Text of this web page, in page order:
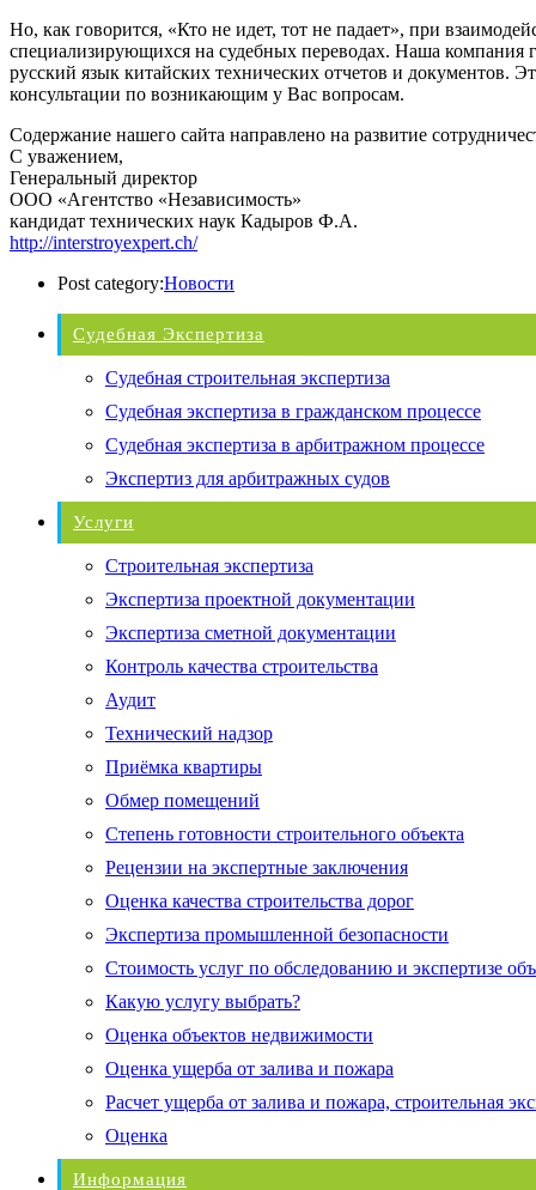
Но, как говорится, «Кто не идет, тот не падает», при
специализирующихся на судебных переводах. Наша компания
русский язык китайских технических отчетов и
консультации по возникающим у Вас вопросам.
Содержание нашего сайта направлено на развитие
С уважением,
Генеральный директор
ООО «Агентство «Независимость»
кандидат технических наук Кадыров Ф.А.
http://interstroyexpert.ch/
Post category:Новости
Судебная Экспертиза
Судебная строительная экспертиза
Судебная экспертиза в гражданском процессе
Судебная экспертиза в арбитражном процессе
Экспертиз для арбитражных судов
Услуги
Строительная экспертиза
Экспертиза проектной документации
Экспертиза сметной документации
Контроль качества строительства
Аудит
Технический надзор
Приёмка квартиры
Обмер помещений
Степень готовности строительного объекта
Рецензии на экспертные заключения
Оценка качества строительства дорог
Экспертиза промышленной безопасности
Стоимость услуг по обследованию и экспертизе
Какую услугу выбрать?
Оценка объектов недвижимости
Оценка ущерба от залива и пожара
Расчет ущерба от залива и пожара, строительная
Оценка
Информация